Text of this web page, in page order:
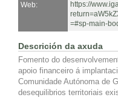
Web:
https://
=#sp-main-
Descrición da axuda
Fomento do
apoio financeiro á
Comunidade Autónoma de
desequilibrios territoriais